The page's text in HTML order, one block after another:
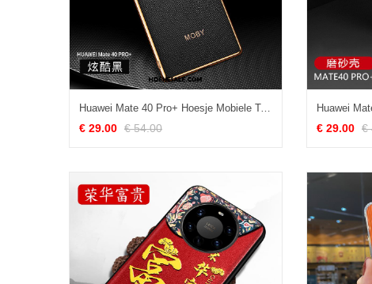
Huawei Mate 40 Pro+ Hoesje Mobiele Telefoon Echt Leer Luxe Omlijsting Anti-fall Goedkoop
€ 29.00 € 54.00 € 29.00 €